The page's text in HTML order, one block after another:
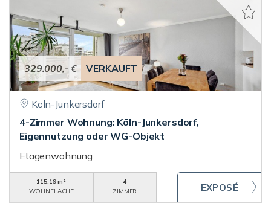
329.000,- € VERKAUFT
Köln-Junkersdorf
4-Zimmer Wohnung: Köln-Junkersdorf,
Eigennutzung oder WG-Objekt
Etagenwohnung
115,19 m²
WOHNFLÄCHE
4
ZIMMER